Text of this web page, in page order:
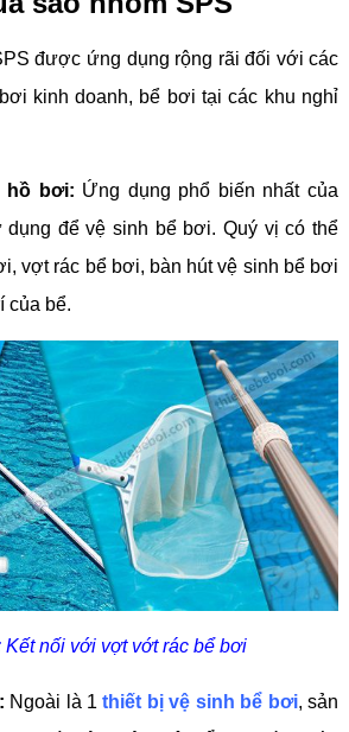
được ứng dụng rộng rãi đối với các
kinh doanh, bể bơi tại các khu nghỉ
hồ bơi: Ứng dụng phổ biến nhất của
dụng để vệ sinh bể bơi. Quý vị có thể
vợt rác bể bơi, bàn hút vệ sinh bể bơi
của bể.
Kết nối với vợt vớt rác bể bơi
Ngoài là 1thiết bị vệ sinh bể bơi, sản